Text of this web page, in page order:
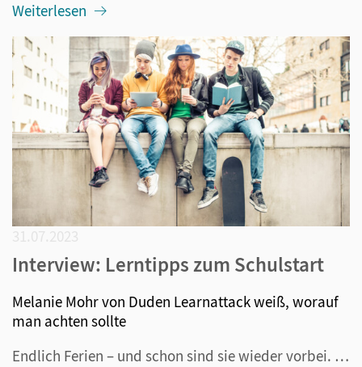
Weiterlesen
Interview: Lerntipps zum Schulstart
Melanie Mohr von Duden Learnattack weiß, worauf
man achten sollte
Endlich Ferien – und schon sind sie wieder vorbei. So manche/-r Schüler/-in wird wahrscheinlich in den letzten Ferientagen etwas wehmütig und blickt mit gemischten Gefühlen aufs neue Schuljahr. Doch mit ein paar Tipps und Kniffen kann man den Start möglichst entspannt gestalten und eine gute Grundla...